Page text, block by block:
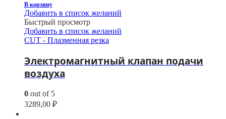
В корзину
Добавить в список желаний
Быстрый просмотр
Добавить в список желаний
CUT - Плазменная резка
Электромагнитный клапан подачи
воздуха
0 out of 5
3289,00 ₽